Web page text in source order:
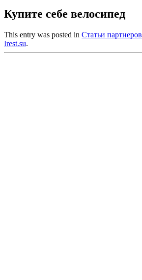
Купите себе велосипед
This entry was posted in Статьи партнеров
Irest.su.